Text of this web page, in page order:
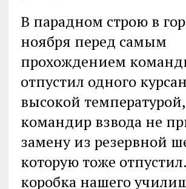
В парадном строю в
ноября перед самым
прохождением
отпустил одного
высокой
командир взвода не
замену из резервной
которую тоже
коробка нашего